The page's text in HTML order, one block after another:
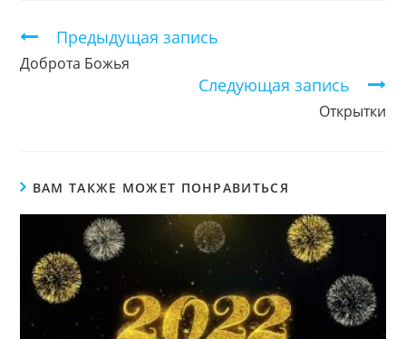
Продолжить
чтение
Предыдущая запись
Доброта Божья
Следующая запись
Открытки
ВАМ ТАКЖЕ МОЖЕТ ПОНРАВИТЬСЯ